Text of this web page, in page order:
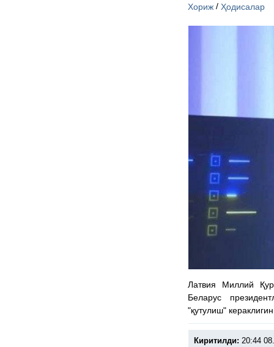
Хориж /Ҳодисалар
Латвия Миллий
Беларус
"қутулиш"
Киритилди: 20:44